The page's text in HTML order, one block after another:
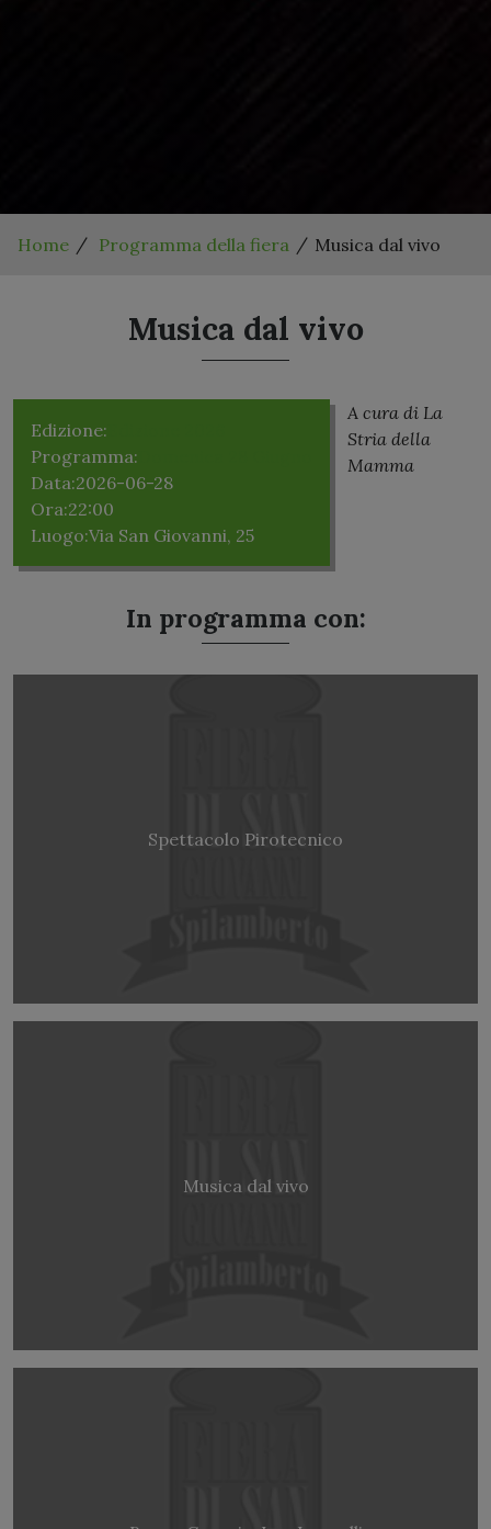
Home Programma della fiera Musica dal vivo
Musica dal vivo
Edizione:
Programma:
Data:2026-06-28
Ora:22:00
Luogo:Via San Giovanni, 25
A cura di La
Stria della
Mamma
In programma con:
Spettacolo Pirotecnico
Musica dal vivo